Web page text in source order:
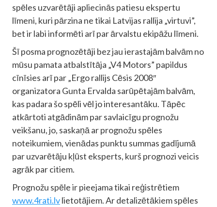
spēles uzvarētāji apliecinās patiesu ekspertu
līmeni, kuri pārzina ne tikai Latvijas rallija „virtuvi”,
bet ir labi informēti arī par ārvalstu ekipāžu līmeni.
Šī posma prognozētāji bez jau ierastajām balvām no
mūsu pamata atbalstītāja „V4 Motors” papildus
cīnīsies arī par „Ergo rallijs Cēsis 2008″
organizatora Gunta Ervalda sarūpētajām balvām,
kas padara šo spēli vēl jo interesantāku. Tāpēc
atkārtoti atgādinām par savlaicīgu prognožu
veikšanu, jo, saskaņā ar prognožu spēles
noteikumiem, vienādas punktu summas gadījumā
par uzvarētāju kļūst eksperts, kurš prognozi veicis
agrāk par citiem.
Prognožu spēle ir pieejama tikai reģistrētiem
www.4rati.lvlietotājiem. Ar detalizētākiem spēles